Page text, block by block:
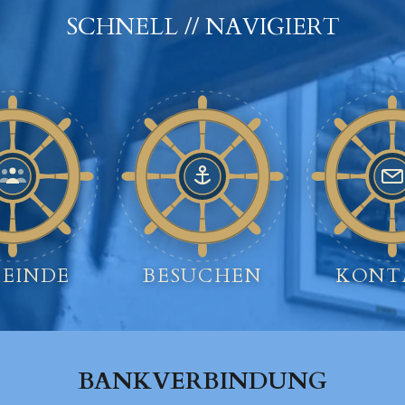
SCHNELL // NAVIGIERT
BESUCHEN
BANKVERBINDUNG